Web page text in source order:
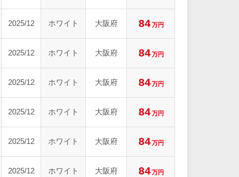
2025/12 ホワイト 大阪府 84万円
2025/12 ホワイト 大阪府 84万円
2025/12 ホワイト 大阪府 84万円
2025/12 ホワイト 大阪府 84万円
2025/12 ホワイト 大阪府 84万円
2025/12 ホワイト 大阪府 84万円